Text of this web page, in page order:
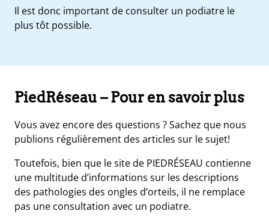
Il est donc important de consulter un podiatre le
plus tôt possible.
PiedRéseau – Pour en savoir plus
Vous avez encore des questions ? Sachez que nous
publions régulièrement des articles sur le sujet!
Toutefois, bien que le site de PIEDRÉSEAU contienne
une multitude d’informations sur les descriptions
des pathologies des ongles d’orteils, il ne remplace
pas une consultation avec un podiatre.